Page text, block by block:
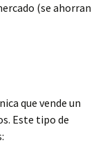
(se ahorran
que vende un
Este tipo de